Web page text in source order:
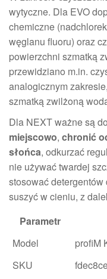
wytyczne. Dla EVO
chemiczne
węglanu fluoru) oraz
powierzchni szmatką
przewidziano m.in.
analogicznym
szmatką zwilżoną
Dla NEXT ważne są
miejscowo, chronić
słońca, odkurzać
nie używać twardej
stosować
suszyć w cieniu, z
Parametr
Model
profiM
SKU